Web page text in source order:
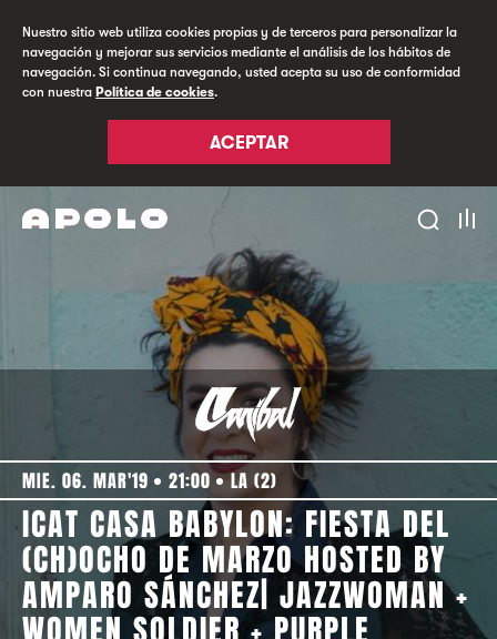
Nuestro sitio web utiliza cookies propias y de terceros para personalizar la
navegación y mejorar sus servicios mediante el análisis de los hábitos de
navegación. Si continua navegando, usted acepta su uso de conformidad
con nuestra Política de cookies.
ACEPTAR
MIE. 06. MAR'19 21:00 LA (2)
ICAT CASA BABYLON: FIESTA DEL
(CH)OCHO DE MARZO HOSTED BY
AMPARO SÁNCHEZ| JAZZWOMAN +